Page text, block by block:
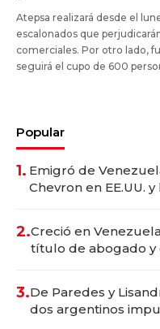
Atepsa realizará desde el
escalonados que
comerciales. Por otro lado,
seguirá el cupo de 600
Popular
1. Emigró de
Chevron en EE.UU.
2.Creció en
título de abogado y
3.De Paredes y
dos argentinos